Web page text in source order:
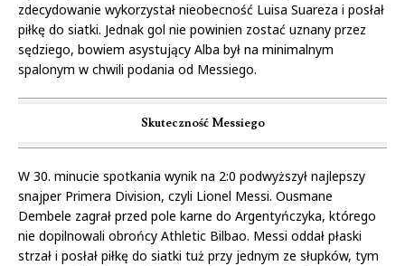
zdecydowanie wykorzystał nieobecność Luisa Suareza i posłał
piłkę do siatki. Jednak gol nie powinien zostać uznany przez
sędziego, bowiem asystujący Alba był na minimalnym
spalonym w chwili podania od Messiego.
Skuteczność Messiego
W 30. minucie spotkania wynik na 2:0 podwyższył najlepszy
snajper Primera Division, czyli Lionel Messi. Ousmane
Dembele zagrał przed pole karne do Argentyńczyka, którego
nie dopilnowali obrońcy Athletic Bilbao. Messi oddał płaski
strzał i posłał piłkę do siatki tuż przy jednym ze słupków, tym